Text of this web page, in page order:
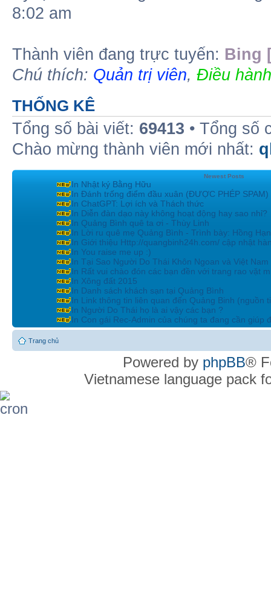
8:02 am
Thành viên đang trực tuyến: Bing
Chú thích: Quản trị viên, Điều
THỐNG KÊ
Tổng số bài viết: 69413 • Tổng số
Chào mừng thành viên mới nhất:
Newest Posts
In Nhật ký Bằng Hữu
In Đánh trống điểm đầu xuân (ĐƯỢC PHÉP SPAM)
In ChatGPT: Lợi ích và Thách thức
In Diễn đàn dạo này không hoạt động hay sao nhỉ?
In Quảng Bình quê ta ơi - Thùy Linh
In Lời ru quê mẹ Quảng Bình - Trình bày: Hồng
In Giới thiệu Http://quangbinh24h.com/ cập nhật
In You raise me up :)
In Tại Sao Người Do Thái Khôn Ngoan và Việt
In Rất vui chào đón các bạn đền với trang rao vặt
In Xông đất 2015
In Danh sách khách sạn tại Quảng Bình
In Link thông tin liên quan đến Quảng Binh (nguồn
In Người Do Thái họ là ai vậy các bạn ?
In Con gái Rec-Admin của chúng ta đang cần giúp
Trang chủ
Powered by phpBB®
Vietnamese language pack